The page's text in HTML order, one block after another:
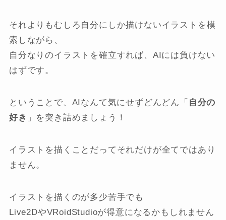
それよりもむしろ自分にしか描けないイラストを模
索しながら、
自分なりのイラストを確立すれば、AIには負けない
はずです。
ということで、AIなんて気にせずどんどん「 自分の
好き 」を突き詰めましょう！
イラストを描くことだってそれだけが全てではあり
ません。
イラストを描くのが多少苦手でも
Live2DやVRoidStudioが得意になるかもしれません